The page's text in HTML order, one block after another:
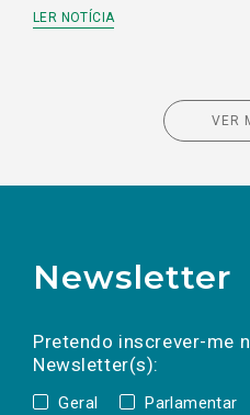
LER NOTÍCIA
VER
Newsletter
Pretendo inscrever-me
Newsletter(s):
Geral Parlamentar
a(s) newsletter(s).
mail